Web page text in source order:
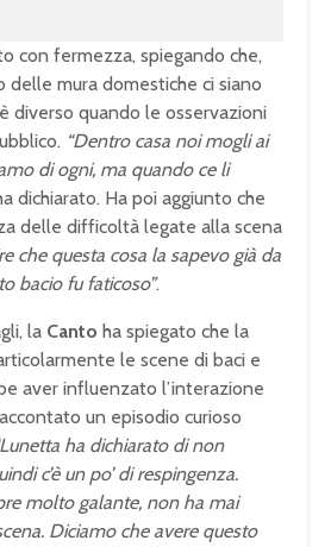
con fermezza, spiegando che,
delle mura domestiche ci siano
diverso quando le osservazioni
“Dentro casa noi mogli ai
di ogni, ma quando ce li
dichiarato. Ha poi aggiunto che
delle difficoltà legate alla scena
che questa cosa la sapevo già da
bacio fu faticoso”.
la Canto ha spiegato che la
le scene di baci e
aver influenzato l’interazione
un episodio curioso
ha dichiarato di non
c’è un po’ di respingenza.
molto galante, non ha mai
Diciamo che avere questo